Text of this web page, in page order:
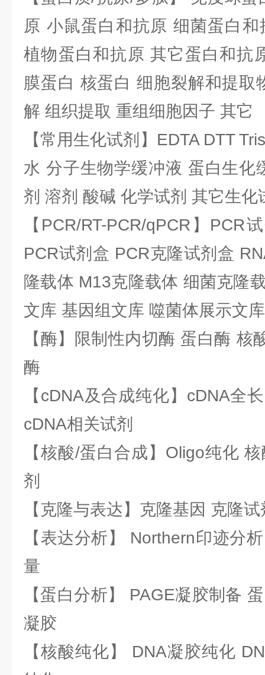
原 小鼠蛋白和抗原 细菌蛋白
植物蛋白和抗原 其它蛋白和抗
膜蛋白 核蛋白 细胞裂解和提取
解 组织提取 重组细胞因子 其它
【常用生化试剂】EDTA DTT
水 分子生物学缓冲液 蛋白生化
剂 溶剂 酸碱 化学试剂 其它生化
【PCR/RT-PCR/qPCR】PCR
PCR试剂盒 PCR克隆试剂盒
隆载体 M13克隆载体 细菌克隆
文库 基因组文库 噬菌体展示文库
【酶】限制性内切酶 蛋白酶 核
酶
【cDNA及合成纯化】cDNA全
cDNA相关试剂
【核酸/蛋白合成】Oligo纯化
剂
【克隆与表达】克隆基因 克隆
【表达分析】 Northern印迹分
量
【蛋白分析】 PAGE凝胶制备
凝胶
【核酸纯化】 DNA凝胶纯化